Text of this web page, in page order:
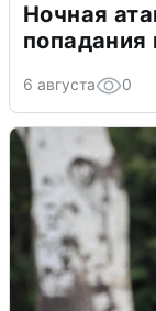
Ночная
попадания
6 августа 0